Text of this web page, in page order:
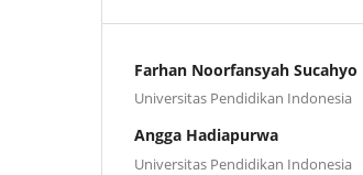
Farhan Noorfansyah Sucahyo
Universitas Pendidikan Indonesia
Angga Hadiapurwa
Universitas Pendidikan Indonesia